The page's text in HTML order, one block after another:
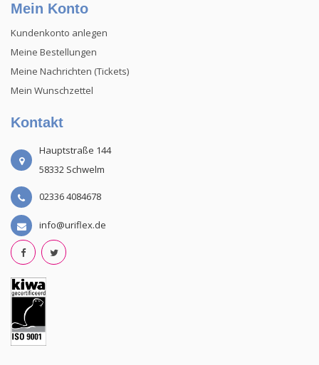
Mein Konto
Kundenkonto anlegen
Meine Bestellungen
Meine Nachrichten (Tickets)
Mein Wunschzettel
Kontakt
Hauptstraße 144
58332 Schwelm
02336 4084678
info@uriflex.de